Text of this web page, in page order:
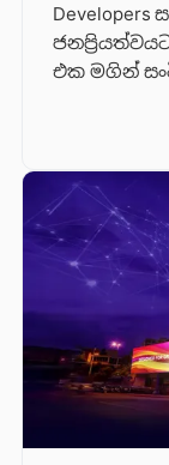
ජනප්‍රියත්වයට
එක මගින්